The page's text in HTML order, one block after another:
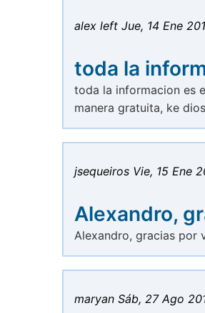
alex left Jue, 14 Ene
toda la
toda la informacion es
manera gratuita, ke
jsequeiros Vie, 15 Ene
Alexandro,
Alexandro, gracias por
maryan Sáb, 27 Ago